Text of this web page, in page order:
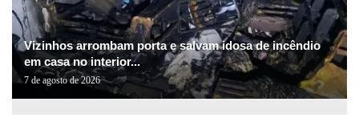
Vizinhos arrombam porta e salvam idosa de incêndio
em casa no interior...
7 de agosto de 2026